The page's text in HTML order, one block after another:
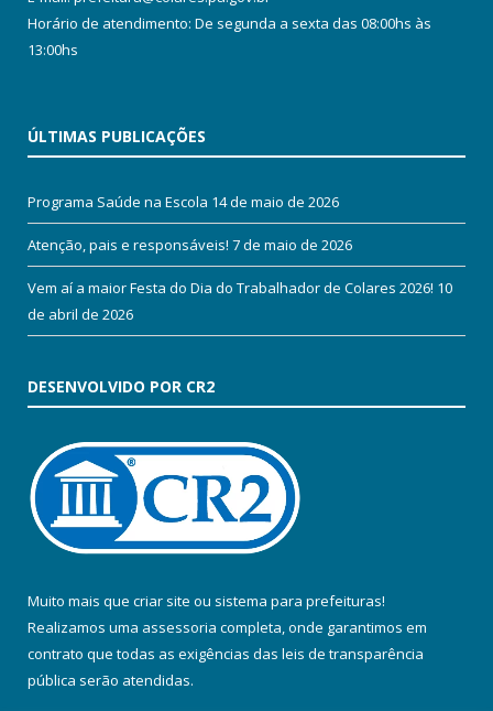
Horário de atendimento: De segunda a sexta das 08:00hs às
13:00hs
ÚLTIMAS PUBLICAÇÕES
Programa Saúde na Escola 14 de maio de 2026
Atenção, pais e responsáveis! 7 de maio de 2026
Vem aí a maior Festa do Dia do Trabalhador de Colares 2026! 10
de abril de 2026
DESENVOLVIDO POR CR2
Muito mais que criar site ou sistema para prefeituras!
Realizamos uma assessoria completa, onde garantimos em
contrato que todas as exigências das leis de transparência
pública serão atendidas.